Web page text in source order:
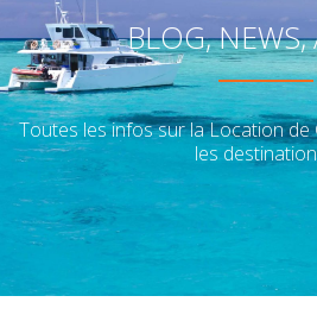
BLOG, NEWS,
Toutes les infos sur la Location
les